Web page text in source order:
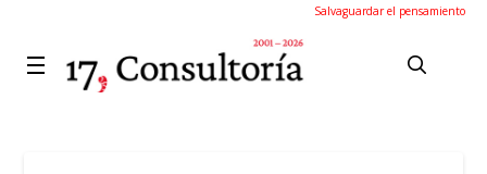
Salvaguardar el pensamiento